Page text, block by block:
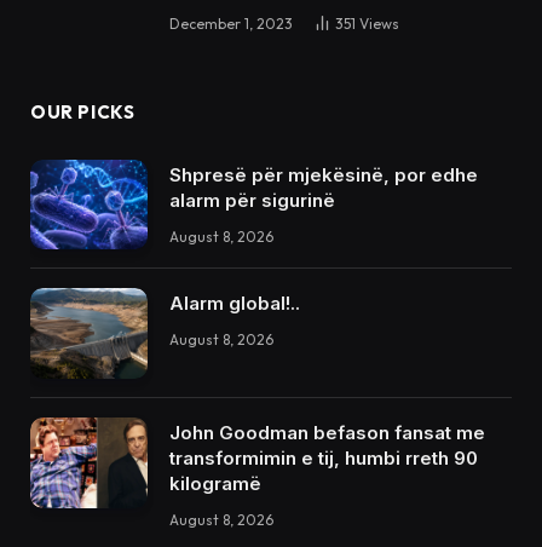
December 1, 2023 351 Views
OUR PICKS
Shpresë për mjekësinë, por edhe
alarm për sigurinë
August 8, 2026
Alarm global!..
August 8, 2026
John Goodman befason fansat me
transformimin e tij, humbi rreth 90
kilogramë
August 8, 2026